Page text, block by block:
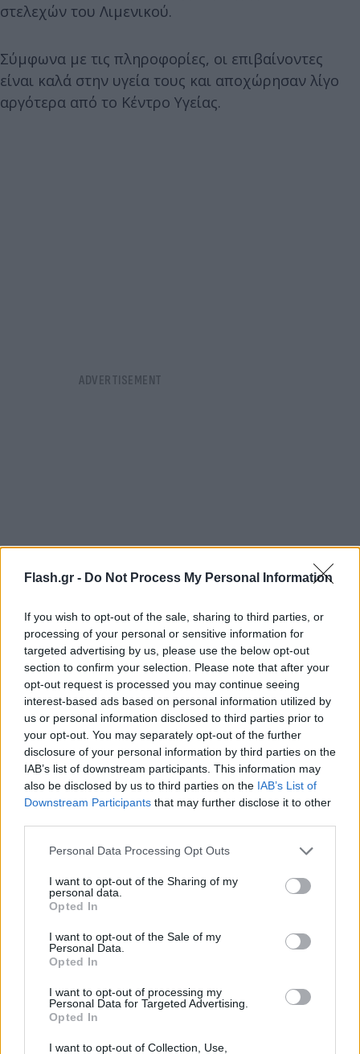
Flash.gr - Do Not Process My Personal Information
If you wish to opt-out of the sale, sharing to third parties, or
processing of your personal or sensitive information for
targeted advertising by us, please use the below opt-out
section to confirm your selection. Please note that after your
opt-out request is processed you may continue seeing
interest-based ads based on personal information utilized by
us or personal information disclosed to third parties prior to
your opt-out. You may separately opt-out of the further
disclosure of your personal information by third parties on the
IAB’s list of downstream participants. This information may
also be disclosed by us to third parties on the IAB’s List of
Downstream Participants that may further disclose it to other
Please note that this website/app uses one or more Google
not limited to your visit or usage behaviour. You may click to
grant or deny consent to Google and its third-party tags to
use your data for below specified purposes in below Google
consent section.
Personal Data Processing Opt Outs
I want to opt-out of the Sharing of my
personal data.
Opted In
I want to opt-out of the Sale of my
Personal Data.
Opted In
I want to opt-out of processing my
Personal Data for Targeted Advertising.
Opted In
I want to opt-out of Collection, Use,
στελεχών του Λιμενικού.
Σύμφωνα με τις πληροφορίες, οι επιβαίνοντες
είναι καλά στην υγεία τους και αποχώρησαν λίγο
αργότερα από το Κέντρο Υγείας.
Έρευνες για τον εντοπισμό και την ανέλκυση
Το ερασιτεχνικό σκάφος, μήκους περίπου 4,9
μέτρων, βυθίστηκε σε απόσταση περίπου 400
μέτρων από την ακτή.
Όπως έγινε γνωστό, από το περιστατικό δεν
προκλήθηκε θαλάσσια ρύπανση.
Μετά τη βύθιση πραγματοποιήθηκαν έρευνες στην
ευρύτερη θαλάσσια περιοχή από ιδιώτη δύτη
παρουσία πλωτού του Λιμενικού, χωρίς ωστόσο να